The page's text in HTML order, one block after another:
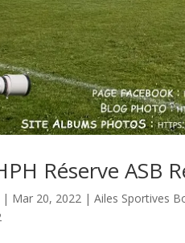
Réserve ASB
| Mar 20, 2022 |Ailes Sportives